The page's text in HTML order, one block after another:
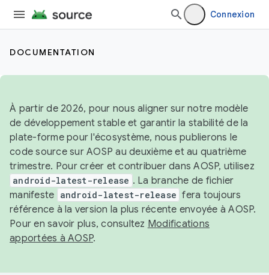
Connexion
DOCUMENTATION
À partir de 2026, pour nous aligner sur notre modèle
de développement stable et garantir la stabilité de la
plate-forme pour l'écosystème, nous publierons le
code source sur AOSP au deuxième et au quatrième
trimestre. Pour créer et contribuer dans AOSP, utilisez
android-latest-release . La branche de fichier
manifeste android-latest-release fera toujours
référence à la version la plus récente envoyée à AOSP.
Pour en savoir plus, consultez Modifications
apportées à AOSP.